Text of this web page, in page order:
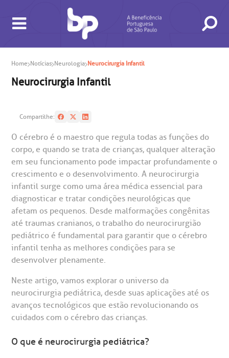
BUSCA
CONSULTAS E EXAMES
de consultas e exames
in antecipado
de exames
ATENDIMENTO 24H
SAC
A BP conta com você para melhorar sempre a qualidade do
A Ouvidoria e SAC são canais para você, cliente da BP, tirar
suas dúvidas, registrar suas reclamações ou fazer elogios
CONHEÇA AS UNIDADES
Hospital BP
INSTITUCIONAL
e Pesquisa
do médico
de conduta
NOSSOS SERVIÇOS
INFORMAÇÕES ÚTEIS
de atendimento
ESPECIALIDADES
de Oncologia e Hematologia
de Excelência em Neurologia e
Home Notícias Neurologia Neurocirurgia Infantil
Neurocirurgia Infantil
Compartilhe:
O cérebro é o maestro que regula todas as funções do
corpo, e quando se trata de crianças, qualquer alteração
em seu funcionamento pode impactar profundamente o
crescimento e o desenvolvimento. A neurocirurgia
infantil surge como uma área médica essencial para
diagnosticar e tratar condições neurológicas que
afetam os pequenos. Desde malformações congênitas
até traumas cranianos, o trabalho do neurocirurgião
pediátrico é fundamental para garantir que o cérebro
infantil tenha as melhores condições para se
desenvolver plenamente.
Neste artigo, vamos explorar o universo da
neurocirurgia pediátrica, desde suas aplicações até os
avanços tecnológicos que estão revolucionando os
cuidados com o cérebro das crianças.
O que é neurocirurgia pediátrica?